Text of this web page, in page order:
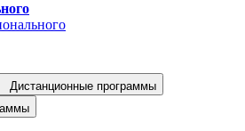
Дистанционные программы